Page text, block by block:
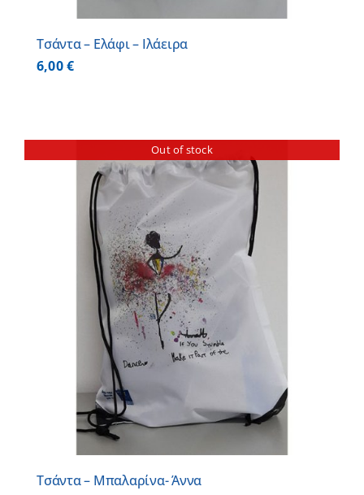
Τσάντα – Ελάφι – Ιλάειρα
6,00€
Out of stock
Τσάντα – Μπαλαρίνα- Άννα